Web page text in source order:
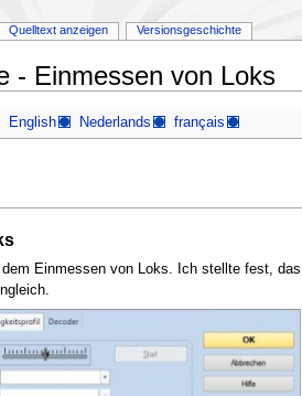
- Einmessen von Loks
English Nederlands français
dem Einmessen von Loks. Ich stellte fest,
Quelltext anzeigen Versionsgeschichte